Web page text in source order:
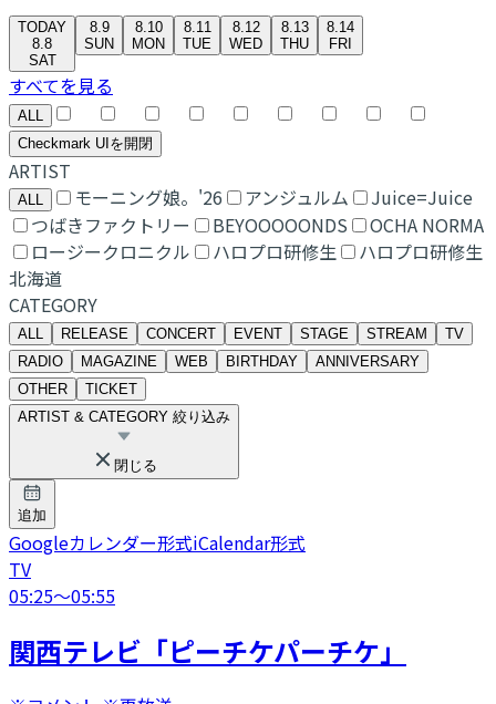
TODAY
8.8
SAT
8.9
SUN
8.10
MON
8.11
TUE
8.12
WED
8.13
THU
8.14
FRI
すべてを見る
ALL
Checkmark UIを開閉
ARTIST
ALL モーニング娘。'26 アンジュルム
Juice=Juice
つばきファクトリー
BEYOOOOONDS
OCHA NORMA
ロージークロニクル
ハロプロ研修生
ハロプロ研修生
北海道
CATEGORY
ALL RELEASE CONCERT EVENT STAGE STREAM
TV
RADIO
MAGAZINE WEB BIRTHDAY
ANNIVERSARY
OTHER
TICKET
ARTIST & CATEGORY 絞り込み
閉じる
追加
Googleカレンダー形式iCalendar形式
TV
05:25〜05:55
関西テレビ「ピーチケパーチケ」